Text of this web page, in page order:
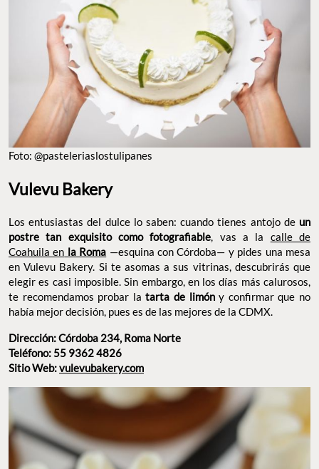
Foto: @pasteleriaslostulipanes
Vulevu Bakery
Los entusiastas del dulce lo saben: cuando tienes antojo de un
postre tan exquisito como fotografiable, vas a la calle de
Coahuila en la Roma —esquina con Córdoba— y pides una mesa
en Vulevu Bakery. Si te asomas a sus vitrinas, descubrirás que
elegir es casi imposible. Sin embargo, en los días más calurosos,
te recomendamos probar la tarta de limóny confirmar que no
había mejor decisión, pues es de las mejores de la CDMX.
Dirección: Córdoba 234, Roma Norte
Teléfono: 55 9362 4826
Sitio Web:vulevubakery.com